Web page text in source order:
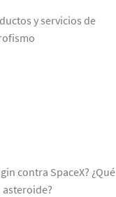
y servicios de
contra SpaceX? ¿Qué
asteroide?